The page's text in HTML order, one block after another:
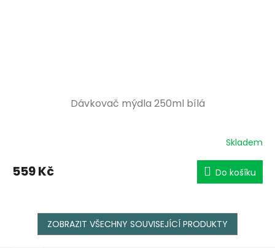
Dávkovač mýdla 250ml bílá
Skladem
559 Kč Do košíku
ZOBRAZIT VŠECHNY SOUVISEJÍCÍ PRODUKTY